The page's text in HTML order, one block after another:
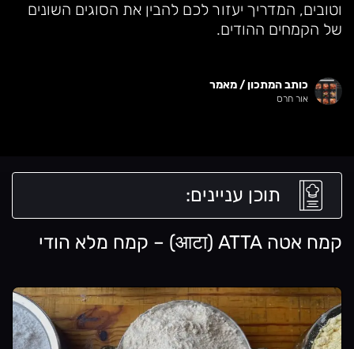
וטובים, המדריך יעזור לכם להבין את הסוגים השונים
של הקמחים ההודים.
כותב המתכון / מאמר
אור חרס
תוכן עניינים:
קמח אטה आटा) ATTA) – קמח מלא הודי